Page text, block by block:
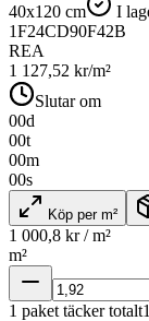
40x120 cm I
1F24CD90F42B
REA
1 127,52 kr/m²
Slutar om
00d
00t
00m
00s
Köp per m²
1 000,8 kr / m²
m²
1 paket täcker totalt